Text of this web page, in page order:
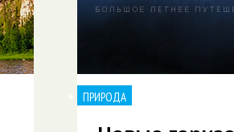
ПРИРОДА